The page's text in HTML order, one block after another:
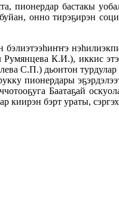
пионердар бастакы
онно тирэҕирэн
Румянцева К.И.), иккис
С.П.) дьонтон
пионердары
Баатаҕай
киирэн бэрт ураты,